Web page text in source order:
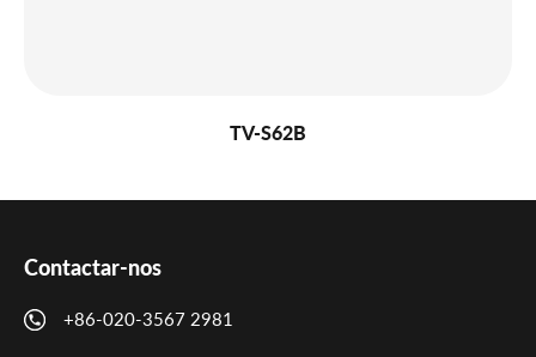
TV-S62B
Contactar-nos
+86-020-3567 2981